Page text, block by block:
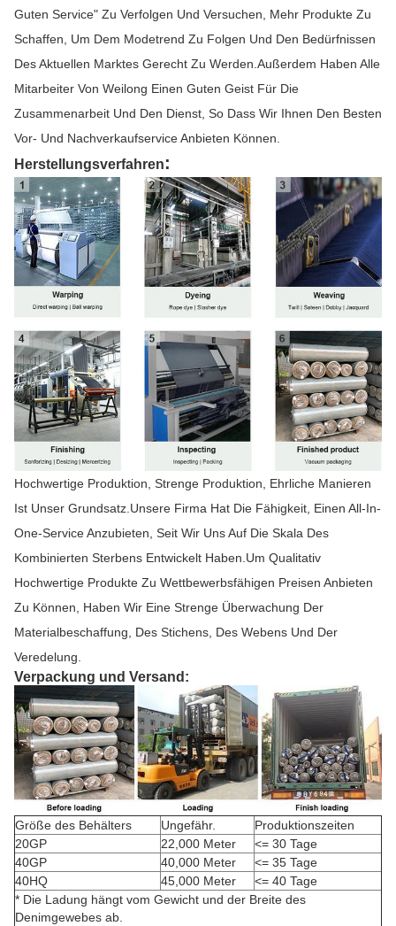
Guten Service" Zu Verfolgen Und Versuchen, Mehr Produkte Zu
Schaffen, Um Dem Modetrend Zu Folgen Und Den Bedürfnissen
Des Aktuellen Marktes Gerecht Zu Werden.Außerdem Haben Alle
Mitarbeiter Von Weilong Einen Guten Geist Für Die
Zusammenarbeit Und Den Dienst, So Dass Wir Ihnen Den Besten
Vor- Und Nachverkaufservice Anbieten Können.
Herstellungsverfahren:
Hochwertige Produktion, Strenge Produktion, Ehrliche Manieren
Ist Unser Grundsatz.Unsere Firma Hat Die Fähigkeit, Einen All-In-
One-Service Anzubieten, Seit Wir Uns Auf Die Skala Des
Kombinierten Sterbens Entwickelt Haben.Um Qualitativ
Hochwertige Produkte Zu Wettbewerbsfähigen Preisen Anbieten
Zu Können, Haben Wir Eine Strenge Überwachung Der
Materialbeschaffung, Des Stichens, Des Webens Und Der
Veredelung.
Verpackung und Versand:
Größe des Behälters Ungefähr.
Produktionszeiten
20GP
22,000 Meter
<= 30 Tage
40GP
40,000 Meter
<= 35 Tage
40HQ
45,000 Meter
<= 40 Tage
* Die Ladung hängt vom Gewicht und der Breite des
Denimgewebes ab.